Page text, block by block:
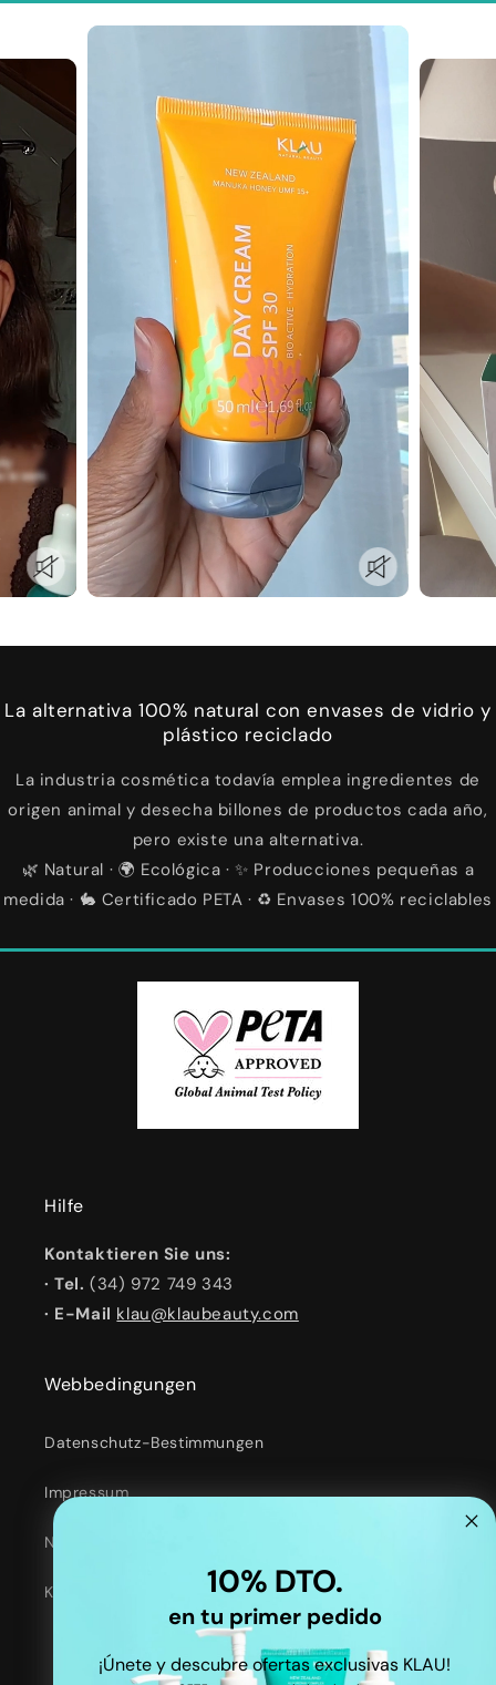
La alternativa 100% natural con envases de vidrio y
plástico reciclado
La industria cosmética todavía emplea ingredientes de
origen animal y desecha billones de productos cada año,
pero existe una alternativa.
🌿 Natural · 🌍 Ecológica · ✨ Producciones pequeñas a
medida · 🐇 Certificado PETA · ♻️ Envases 100% reciclables
Hilfe
Kontaktieren Sie uns:
· Tel. (34) 972 749 343
· E-Mail klau@klaubeauty.com
Webbedingungen
Datenschutz-Bestimmungen
Impressum
Nutzungsbedingungen
Kontaktinformationen 10% DTO.
en tu primer pedido
¡Únete y descubre ofertas exclusivas KLAU!